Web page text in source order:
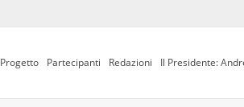
Progetto Partecipanti Redazioni Il Presidente: